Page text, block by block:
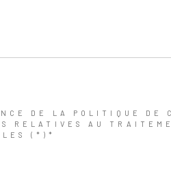
DE LA POLITIQUE DE
RELATIVES AU
(*)*